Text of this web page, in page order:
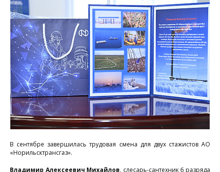
Архив
Пресс-релизы
Фоторепортажи
Контакты
В сентябре завершилась трудовая смена для двух стажистов АО
«Норильсктрансгаз».
Владимир Алексеевич Михайлов, слесарь-сантехник 6 разряда